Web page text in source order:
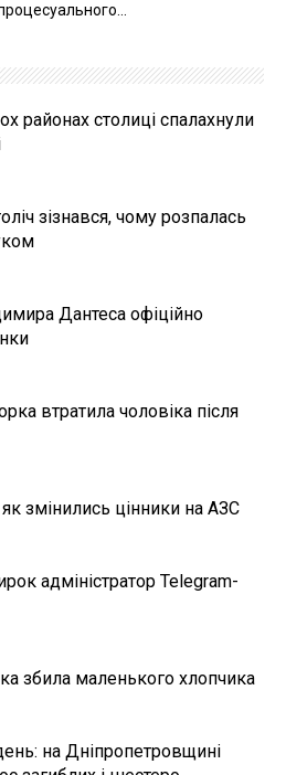
районах столиці спалахнули
зізнався, чому розпалась
Дантеса офіційно
втратила чоловіка після
змінились цінники на АЗС
адміністратор Telegram-
збила маленького хлопчика
на Дніпропетровщині